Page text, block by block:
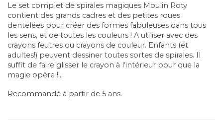
Le set complet de spirales magiques Moulin Roty
contient des grands cadres et des petites roues
dentelées pour créer des formes fabuleuses dans tous
les sens, et de toutes les couleurs ! A utiliser avec des
crayons feutres ou crayons de couleur. Enfants (et
adultes!) peuvent dessiner toutes sortes de spirales. Il
suffit de faire glisser le crayon à l’intérieur pour que la
magie opère !…
Recommandé à partir de 5 ans.